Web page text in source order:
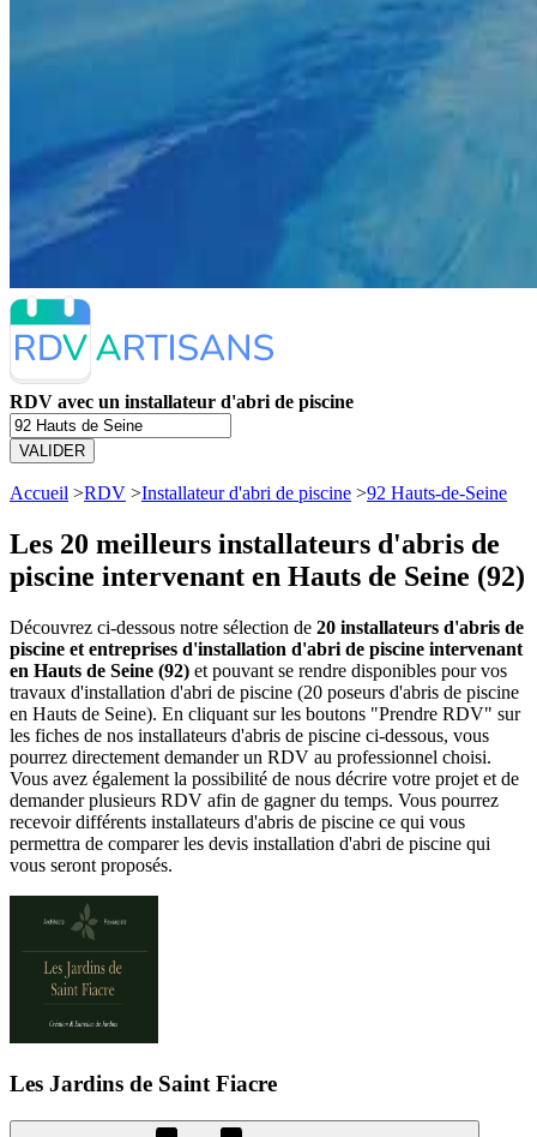
RDV avec un installateur d'abri de piscine
VALIDER
Accueil >RDV >Installateur d'abri de piscine >92 Hauts-de-Seine
Les 20 meilleurs installateurs d'abris de
piscine intervenant en Hauts de Seine (92)
Découvrez ci-dessous notre sélection de 20 installateurs d'abris de
piscine et entreprises d'installation d'abri de piscine intervenant
en Hauts de Seine (92) et pouvant se rendre disponibles pour vos
travaux d'installation d'abri de piscine (20 poseurs d'abris de piscine
en Hauts de Seine). En cliquant sur les boutons "Prendre RDV" sur
les fiches de nos installateurs d'abris de piscine ci-dessous, vous
pourrez directement demander un RDV au professionnel choisi.
Vous avez également la possibilité de nous décrire votre projet et de
demander plusieurs RDV afin de gagner du temps. Vous pourrez
recevoir différents installateurs d'abris de piscine ce qui vous
permettra de comparer les devis installation d'abri de piscine qui
vous seront proposés.
Les Jardins de Saint Fiacre